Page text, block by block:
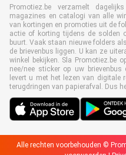
Promotiez.be verzamelt
magazines en catalogi van alle
van kortingen en promoties uit de
actie of korting tijdens de solden
buurt. Vaak staan nieuwe folders
de brievenbus liggen. U kan ze
winkel bekijken. Sla Promotiez.be
nee/nee sticker op uw brievenbus
levert u met het lezen van digitale
terugdringen van papierafval. Dus
Alle rechten voorbehouden ©